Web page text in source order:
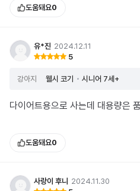
도움돼요0
유*진 2024.12.11
5
강아지 웰시 코기 시니어 7세+
다이어트용으로 사는데 대용량은
도움돼요0
사랑이 후니 2024.11.30